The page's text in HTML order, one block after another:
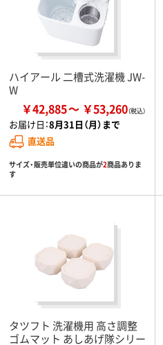
ハイアール 二槽式洗濯機 JW-
W
￥42,885 ￥53,260
お届け日：8月31日（月）まで
直送品
サイズ・販売単位違いの商品が2商品ありま
す
タツフト 洗濯機用 高さ調整
ゴムマット あしあげ隊シリー